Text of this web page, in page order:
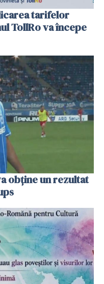
tarifelor
TollRo va începe
obține un rezultat